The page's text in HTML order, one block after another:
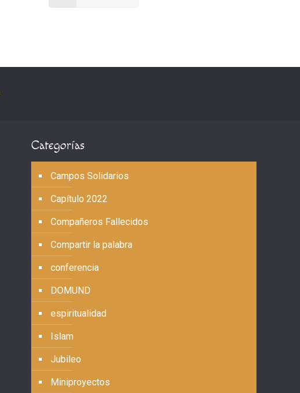
Categorías
Campos Solidarios
Capítulo 2022
Compañeros Fallecidos
Compartir la palabra
conferencia
DOMUND
espiritualidad
Islam
Jubileo
Miniproyectos